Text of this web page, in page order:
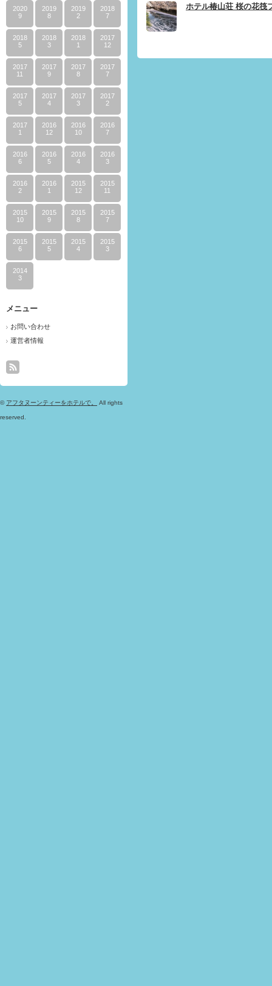
2020
9
2019
8
2019
2
2018
7
2018
5
2018
3
2018
1
2017
12
2017
11
2017
9
2017
8
2017
7
2017
5
2017
4
2017
3
2017
2
2017
1
2016
12
2016
10
2016
7
2016
6
2016
5
2016
4
2016
3
2016
2
2016
1
2015
12
2015
11
2015
10
2015
9
2015
8
2015
7
2015
6
2015
5
2015
4
2015
3
2014
3
メニュー
お問い合わせ
運営者情報
© アフタヌーンティーをホテルで。 All rights
reserved.
ホテル椿山荘 桜の花筏